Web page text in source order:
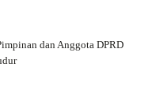
dan Anggota DPRD